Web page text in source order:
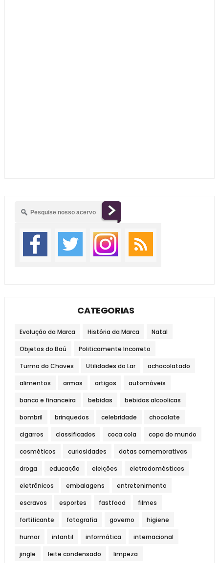
CATEGORIAS
Evolução da Marca História da Marca Natal
Objetos do Baú Politicamente Incorreto
Turma do Chaves Utilidades do Lar achocolatado
alimentos armas artigos automóveis
banco e financeira bebidas bebidas alcoolicas
bombril brinquedos celebridade chocolate
cigarros classificados coca cola copa do mundo
cosméticos curiosidades datas comemorativas
droga educação eleições eletrodomésticos
eletrônicos embalagens entretenimento
escravos esportes fastfood filmes
fortificante fotografia governo higiene
humor infantil informática internacional
jingle leite condensado limpeza